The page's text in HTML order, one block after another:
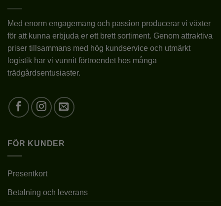
Med enorm engagemang och passion producerar vi växter
för att kunna erbjuda er ett brett sortiment. Genom attraktiva
priser tillsammans med hög kundservice och utmärkt
logistik har vi vunnit förtroendet hos många
trädgårdsentusiaster.
FÖR KUNDER
Presentkort
Betalning och leverans